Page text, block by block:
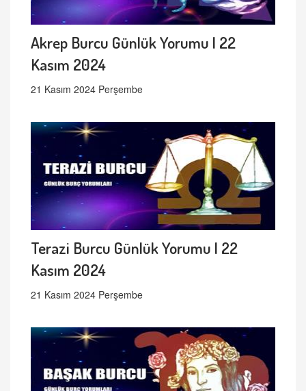
Akrep Burcu Günlük Yorumu | 22
Kasım 2024
21 Kasım 2024 Perşembe
Terazi Burcu Günlük Yorumu | 22
Kasım 2024
21 Kasım 2024 Perşembe